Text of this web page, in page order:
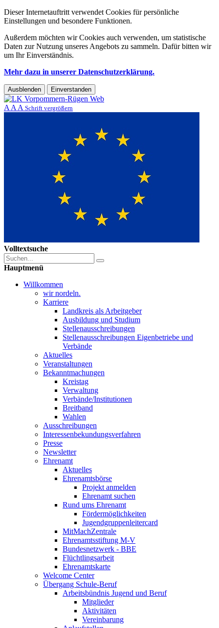
Dieser Internetauftritt verwendet Cookies für persönliche
Einstellungen und besondere Funktionen.
Außerdem möchten wir Cookies auch verwenden, um statistische
Daten zur Nutzung unseres Angebots zu sammeln. Dafür bitten wir
um Ihr Einverständnis.
Mehr dazu in unserer Datenschutzerklärung.
Ausblenden Einverstanden
A A A Schrift vergrößern
Volltextsuche
Hauptmenü
Willkommen
wir nordeln.
Karriere
Landkreis als Arbeitgeber
Ausbildung und Studium
Stellenausschreibungen
Stellenausschreibungen Eigenbetriebe und
Verbände
Aktuelles
Veranstaltungen
Bekanntmachungen
Kreistag
Verwaltung
Verbände/Institutionen
Breitband
Wahlen
Ausschreibungen
Interessen­bekundungsverfahren
Presse
Newsletter
Ehrenamt
Aktuelles
Ehrenamtsbörse
Projekt anmelden
Ehrenamt suchen
Rund ums Ehrenamt
Fördermöglichkeiten
Jugendgruppenleitercard
MitMachZentrale
Ehrenamtsstiftung M-V
Bundesnetzwerk - BBE
Flüchtlingsarbeit
Ehrenamtskarte
Welcome Center
Übergang Schule-Beruf
Arbeitsbündnis Jugend und Beruf
Mitglieder
Aktivitäten
Vereinbarung